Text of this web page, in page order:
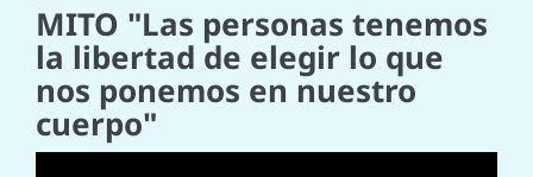
MITO "Las personas tenemos
la libertad de elegir lo que
nos ponemos en nuestro
cuerpo"